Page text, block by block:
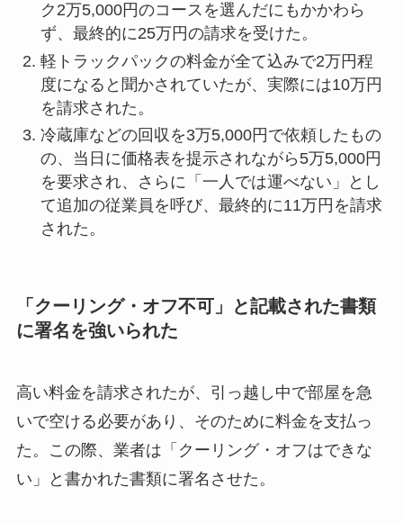
ク2万5,000円のコースを選んだにもかかわら
ず、最終的に25万円の請求を受けた。
軽トラックパックの料金が全て込みで2万円程
度になると聞かされていたが、実際には10万円
を請求された。
冷蔵庫などの回収を3万5,000円で依頼したもの
の、当日に価格表を提示されながら5万5,000円
を要求され、さらに「一人では運べない」とし
て追加の従業員を呼び、最終的に11万円を請求
された。
「クーリング・オフ不可」と記載された書類
に署名を強いられた
高い料金を請求されたが、引っ越し中で部屋を急
いで空ける必要があり、そのために料金を支払っ
た。この際、業者は「クーリング・オフはできな
い」と書かれた書類に署名させた。